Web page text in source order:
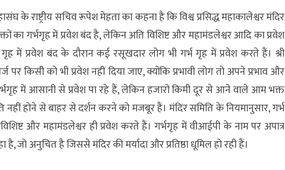
के राष्ट्रीय सचिव रूपेश मेहता का कहना है कि विश्व प्रसिद्ध महाकालेश्वर मंदिर
का गर्भगृह में प्रवेश बंद है, लेकिन अति विशिष्ट और महामंडलेश्वर आदि का प्रवेश
गृह में प्रवेश बंद के दौरान कई रसूखदार लोग भी गर्भ गृह में प्रवेश करते हैं। श्री
पर किसी को भी प्रवेश नहीं दिया जाए, क्योंकि प्रभावी लोग तो अपने प्रभाव और
में आसानी से प्रवेश पा रहे हैं, लेकिन हजारों किमी दूर से आने वाले आम भक्त
नहीं होने से बाहर से दर्शन करने को मजबूर हैं। मंदिर समिति के नियमानुसार, गर्भ
और महामंडलेश्वर ही प्रवेश करते हैं। गर्भगृह में वीआईपी के नाम पर अपात्र
है, जो अनुचित है जिससे मंदिर की मर्यादा और प्रतिष्ठा धूमिल हो रही हैं।